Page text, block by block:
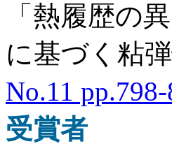
「熱履歴の
に基づく粘
No.11 pp.798-
受賞者